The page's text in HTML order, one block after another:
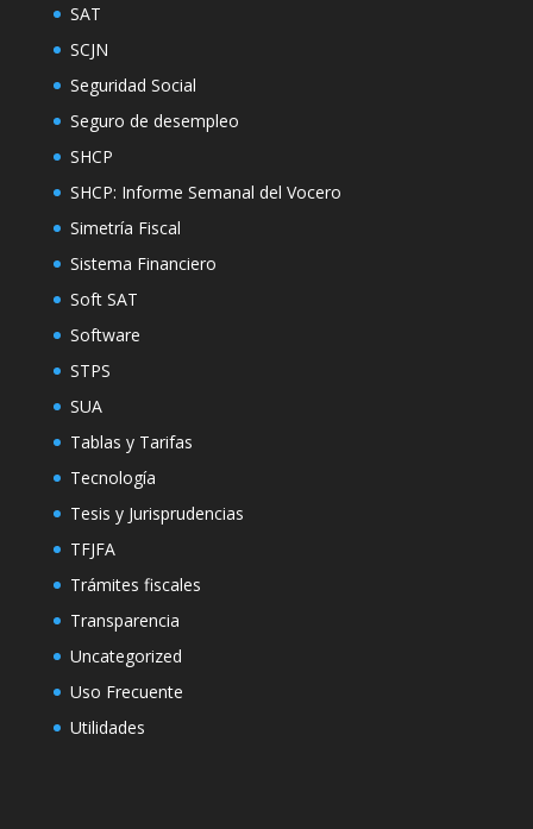
SAT
SCJN
Seguridad Social
Seguro de desempleo
SHCP
SHCP: Informe Semanal del Vocero
Simetría Fiscal
Sistema Financiero
Soft SAT
Software
STPS
SUA
Tablas y Tarifas
Tecnología
Tesis y Jurisprudencias
TFJFA
Trámites fiscales
Transparencia
Uncategorized
Uso Frecuente
Utilidades